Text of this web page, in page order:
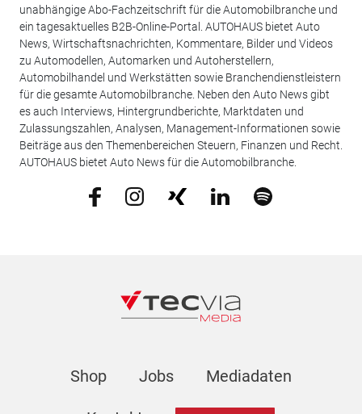
unabhängige Abo-Fachzeitschrift für die Automobilbranche und
ein tagesaktuelles B2B-Online-Portal. AUTOHAUS bietet Auto
News, Wirtschaftsnachrichten, Kommentare, Bilder und Videos
zu Automodellen, Automarken und Autoherstellern,
Automobilhandel und Werkstätten sowie Branchendienstleistern
für die gesamte Automobilbranche. Neben den Auto News gibt
es auch Interviews, Hintergrundberichte, Marktdaten und
Zulassungszahlen, Analysen, Management-Informationen sowie
Beiträge aus den Themenbereichen Steuern, Finanzen und Recht.
AUTOHAUS bietet Auto News für die Automobilbranche.
Shop Jobs Mediadaten